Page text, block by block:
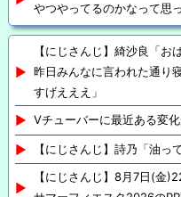
やつやってるのかなって思
【にじさんじ】綺沙良「
昨日みんなに言われた通り
すげえええ」
Vチューバーに最近ある変
【にじさんじ】詩乃「油っ
【にじさんじ】8月7日(金